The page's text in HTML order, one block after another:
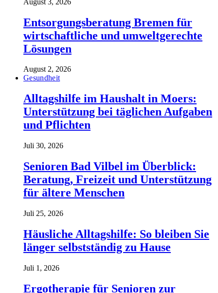
Entsorgungsberatung Bremen für
wirtschaftliche und umweltgerechte
Lösungen
August 2, 2026
Gesundheit
Alltagshilfe im Haushalt in Moers:
Unterstützung bei täglichen Aufgaben
und Pflichten
Juli 30, 2026
Senioren Bad Vilbel im Überblick:
Beratung, Freizeit und Unterstützung
für ältere Menschen
Juli 25, 2026
Häusliche Alltagshilfe: So bleiben Sie
länger selbstständig zu Hause
Juli 1, 2026
Ergotherapie für Senioren zur